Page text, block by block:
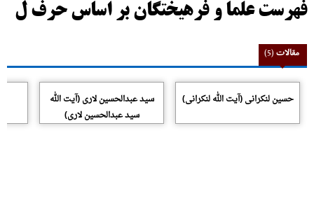
فهرست علما و فرهیختگان بر اساس حرف ل
مقالات(5)
حسین لنکرانی (آیت الله لنکرانی)
سید عبدالحسین لاری (آیت الله
سید عبدالحسین لاری)